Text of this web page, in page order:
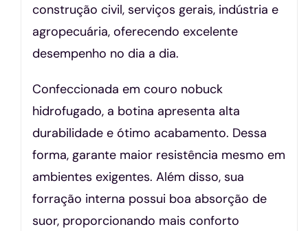
construção civil, serviços gerais, indústria e
agropecuária, oferecendo excelente
desempenho no dia a dia.
Confeccionada em couro nobuck
hidrofugado, a botina apresenta alta
durabilidade e ótimo acabamento. Dessa
forma, garante maior resistência mesmo em
ambientes exigentes. Além disso, sua
forração interna possui boa absorção de
suor, proporcionando mais conforto